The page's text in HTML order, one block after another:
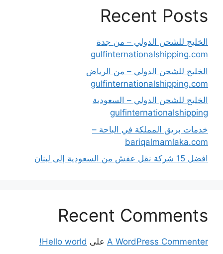
Recent Posts
الخليج للشحن الدولي – من جدة
gulfinternationalshipping.com
الخليج للشحن الدولي – من الرياض
gulfinternationalshipping.com
الخليج للشحن الدولي – السعودية
gulfinternationalshipping
خدمات بريق المملكة في الباحة –
bariqalmamlaka.com
افضل 15 شركة نقل عفش من السعودية إلى لبنان
Recent Comments
A WordPress Commenter على Hello world!